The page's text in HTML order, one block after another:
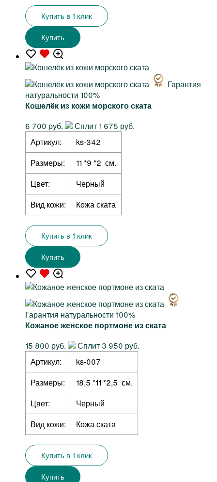
Купить в 1 клик
Купить
Гарантия
натуральности 100%
Кошелёк из кожи морского ската
6 700 руб.
Сплит 1 675 руб.
Артикул:
ks-342
Размеры:
11 *9 *2 см.
Цвет:
Черный
Вид кожи:
Кожа ската
Купить в 1 клик
Купить
Гарантия натуральности 100%
Кожаное женское портмоне из ската
15 800 руб.
Сплит 3 950 руб.
Артикул:
ks-007
Размеры:
18,5 *11 *2,5 см.
Цвет:
Черный
Вид кожи:
Кожа ската
Купить в 1 клик
Купить